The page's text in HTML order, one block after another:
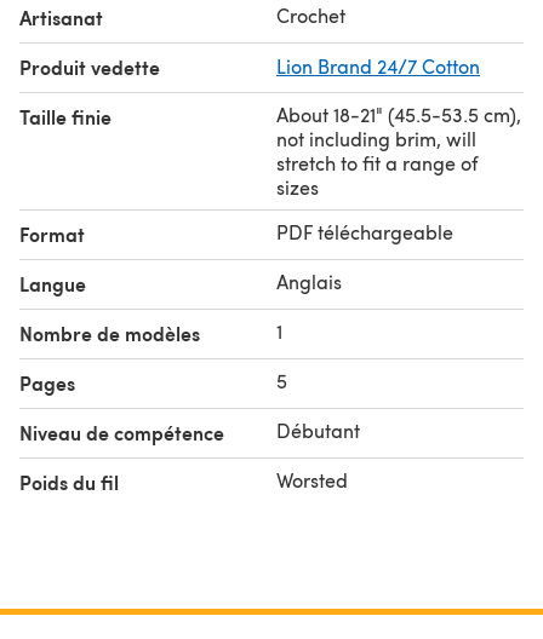
Artisanat Crochet
Produit vedette Lion Brand 24/7 Cotton
Taille finie
About 18-21" (45.5-53.5 cm),
not including brim, will
stretch to fit a range of
sizes
Format PDF téléchargeable
Langue Anglais
Nombre de modèles 1
Pages 5
Niveau de compétence Débutant
Poids du fil Worsted